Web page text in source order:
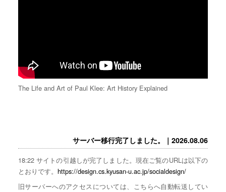
The Life and Art of Paul Klee: Art History Explained
サーバー移行完了しました。｜2026.08.06
18:22 サイトの引越しが完了しました。現在ご覧のURLは以下の
とおりです。 https://design.cs.kyusan-u.ac.jp/socialdesign/
旧サーバーへのアクセスについては、こちらへ自動転送してい